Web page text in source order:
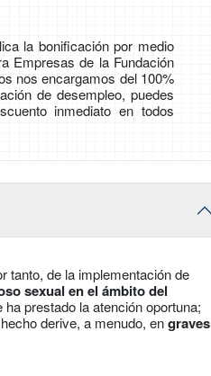
la bonificación por medio
Empresas de la Fundación
nos encargamos del 100%
de desempleo, puedes
inmediato en todos
tanto, de la implementación de
sexual en el ámbito del
prestado la atención oportuna;
derive, a menudo, engraves